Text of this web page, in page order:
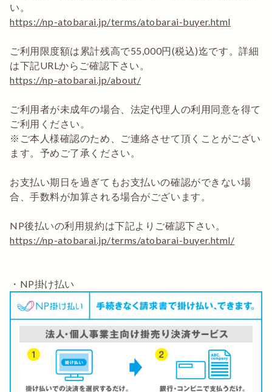
い。
https://np-atobarai.jp/terms/atobarai-buyer.html
ご利用限度額は累計残高で55,000円(税込)迄です。詳細
は下記URLからご確認下さい。
https://np-atobarai.jp/about/
ご利用者が未成年の場合、法定代理人の利用同意を得て
ご利用ください。
※ご本人様確認のため、ご連絡させて頂くことがござい
ます。予めご了承ください。
お支払い期日を過ぎてもお支払いの確認ができない場
合、手数料が加算される場合がございます。
NP後払いの利用規約は下記よりご確認下さい。
https://np-atobarai.jp/terms/atobarai-buyer.html/
・NP掛け払い